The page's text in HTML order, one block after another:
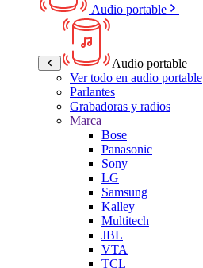
Audio portable
Audio portable
Ver todo en audio portable
Parlantes
Grabadoras y radios
Marca
Bose
Panasonic
Sony
LG
Samsung
Kalley
Multitech
JBL
VTA
TCL